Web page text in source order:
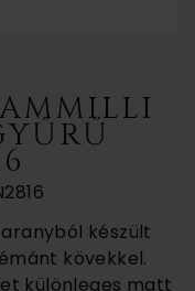
készült
kövekkel.
különleges matt